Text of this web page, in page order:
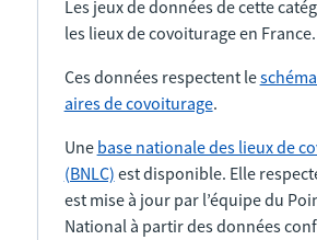
Les jeux de données de cette
les lieux de covoiturage en France.
Ces données respectent le
aires de covoiturage.
Une base nationale des lieux de
(BNLC) est disponible. Elle
est mise à jour par l’équipe du
National à partir des données